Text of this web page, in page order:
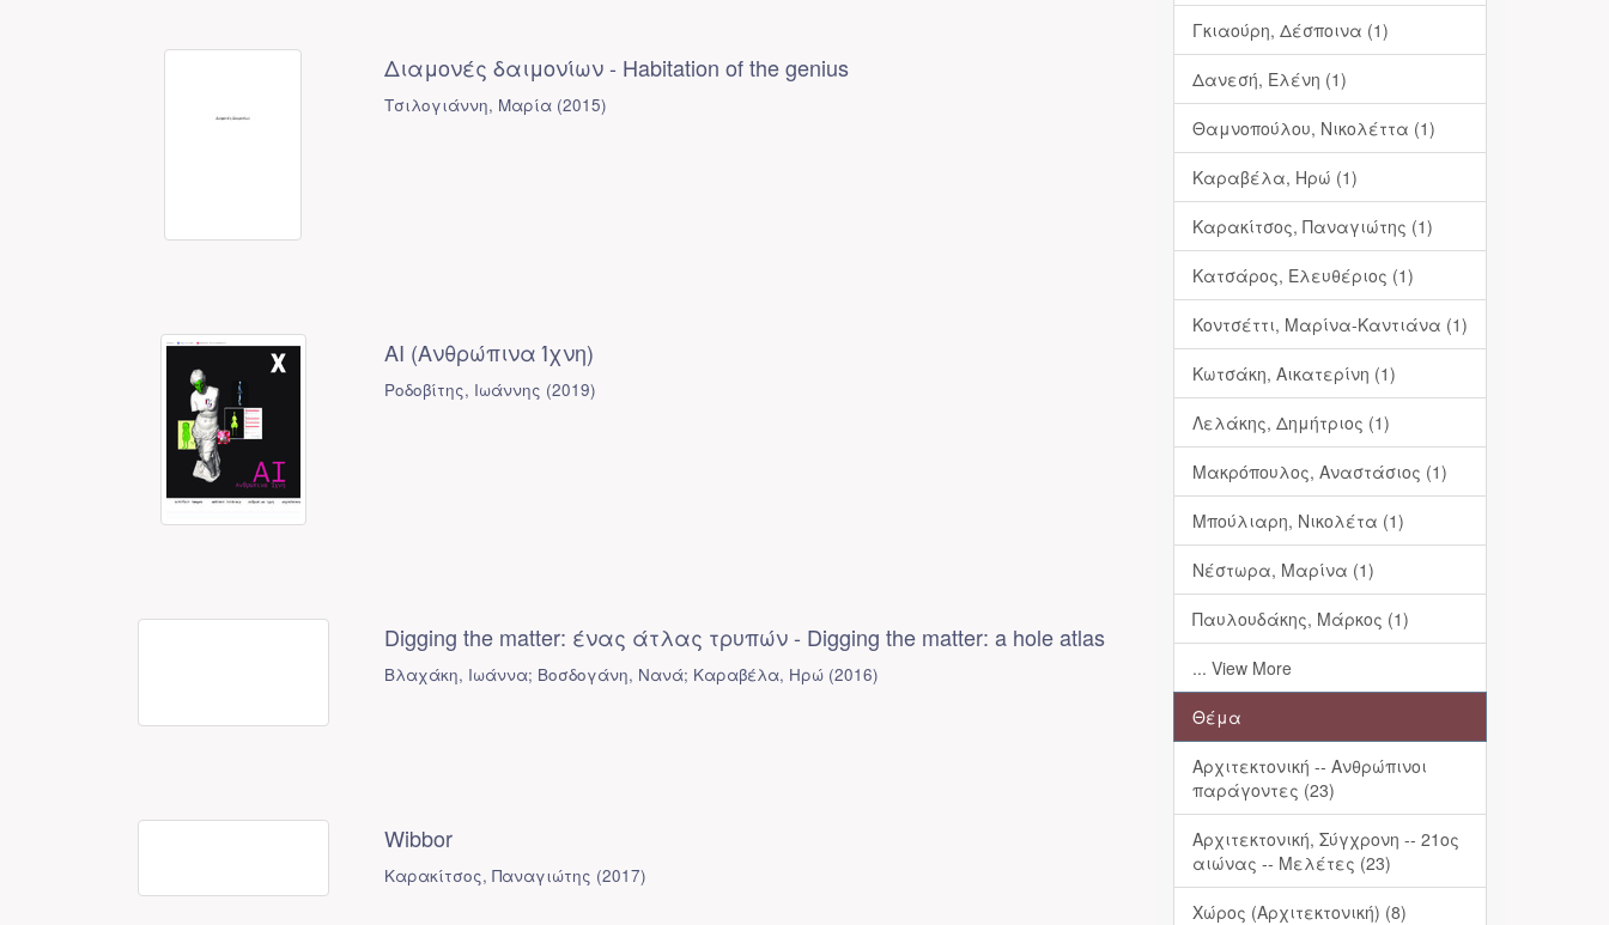
Διαμονές δαιμονίων - Habitation of the genius
Τσιλογιάννη, Μαρία (2015)
ΑΙ (Ανθρώπινα Ίχνη)
Ροδοβίτης, Ιωάννης (2019)
Digging the matter: ένας άτλας τρυπών - Digging the matter: a hole atlas
Βλαχάκη, Ιωάννα; Βοσδογάνη, Νανά; Καραβέλα, Ηρώ (2016)
Wibbor
Καρακίτσος, Παναγιώτης (2017)
Γκιαούρη, Δέσποινα (1)
Δανεσή, Ελένη (1)
Θαμνοπούλου, Νικολέττα (1)
Καραβέλα, Ηρώ (1)
Καρακίτσος, Παναγιώτης (1)
Κατσάρος, Ελευθέριος (1)
Κοντσέττι, Μαρίνα-Καντιάνα (1)
Κωτσάκη, Αικατερίνη (1)
Λελάκης, Δημήτριος (1)
Μακρόπουλος, Αναστάσιος (1)
Μπούλιαρη, Νικολέτα (1)
Νέστωρα, Μαρίνα (1)
Παυλουδάκης, Μάρκος (1)
... View More
Θέμα
Αρχιτεκτονική -- Ανθρώπινοι
παράγοντες (23)
Αρχιτεκτονική, Σύγχρονη -- 21ος
αιώνας -- Μελέτες (23)
Χώρος (Αρχιτεκτονική) (8)